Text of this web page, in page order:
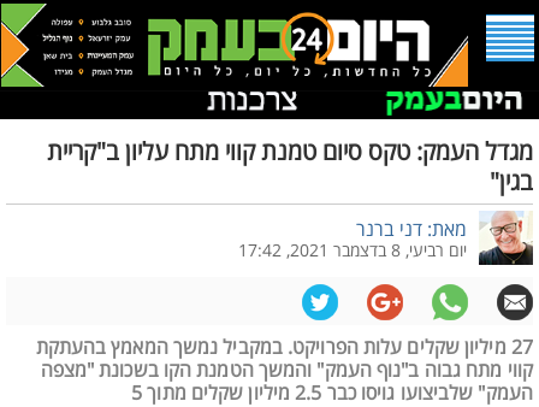
מגדל העמק: טקס סיום טמנת קווי מתח עליון ב"קריית
בגין"
מאת: דני ברנר
יום רביעי, 8 בדצמבר 2021, 17:42
27 מיליון שקלים עלות הפרויקט. במקביל נמשך המאמץ בהעתקת
קווי מתח גבוה ב"נוף העמק" והמשך הטמנת הקו בשכונת "מצפה
העמק" שלביצועו גויסו כבר 2.5 מיליון שקלים מתוך 5